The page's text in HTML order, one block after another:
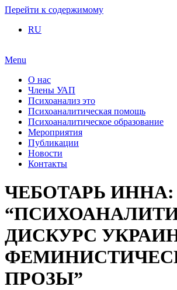
Перейти к содержимому
RU
Menu
О нас
Члены УАП
Психоанализ это
Психоаналитическая помощь
Психоаналитическое образование
Мероприятия
Публикации
Новости
Контакты
ЧЕБОТАРЬ ИННА:
ДИСКУРС
ПРОЗЫ”